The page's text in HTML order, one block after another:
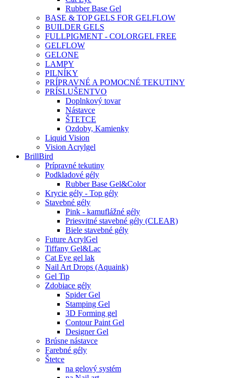
Rubber Base Gel
BASE & TOP GELS FOR GELFLOW
BUILDER GELS
FULLPIGMENT - COLORGEL FREE
GELFLOW
GELONE
LAMPY
PILNÍKY
PRÍPRAVNÉ A POMOCNÉ TEKUTINY
PRÍSLUŠENTVO
Doplnkový tovar
Nástavce
ŠTETCE
Ozdoby, Kamienky
Liquid Vision
Vision Acrylgel
BrillBird
Prípravné tekutiny
Podkladové gély
Rubber Base Gel&Color
Krycie gély - Top gély
Stavebné gély
Pink - kamuflážné gély
Priesvitné stavebné gély (CLEAR)
Biele stavebné gély
Future AcrylGel
Tiffany Gel&Lac
Cat Eye gel lak
Nail Art Drops (Aquaink)
Gel Tip
Zdobiace gély
Spider Gel
Stamping Gel
3D Forming gel
Contour Paint Gel
Designer Gel
Brúsne nástavce
Farebné gély
Štetce
na gelový systém